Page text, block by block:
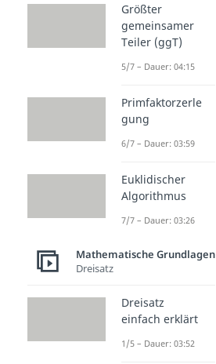
Größter
gemeinsamer
Teiler (ggT)
5/7 – Dauer: 04:15
Primfaktorzerle
gung
6/7 – Dauer: 03:59
Euklidischer
Algorithmus
7/7 – Dauer: 03:26
Mathematische Grundlagen
Dreisatz
Dreisatz
einfach erklärt
1/5 – Dauer: 03:52